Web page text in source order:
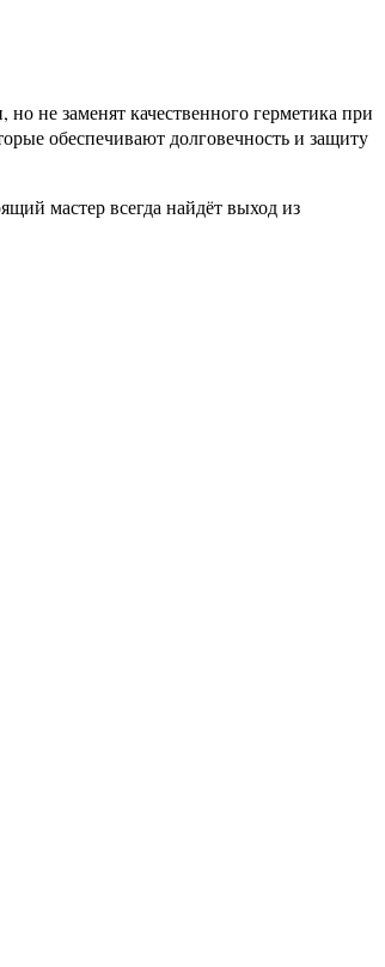
не заменят качественного герметика при
обеспечивают долговечность и защиту
мастер всегда найдёт выход из